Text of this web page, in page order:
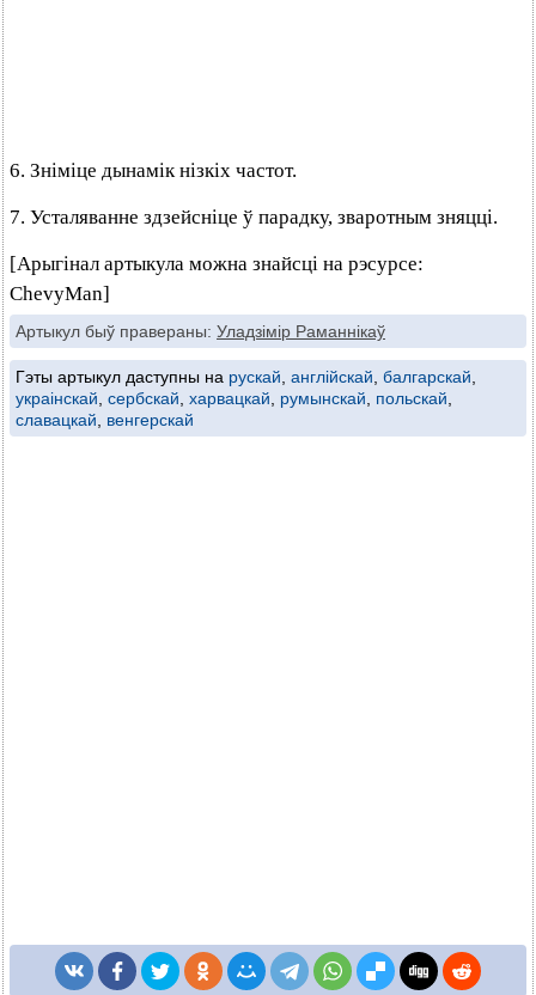
6. Зніміце дынамік нізкіх частот.
7. Усталяванне здзейсніце ў парадку, зваротным зняцці.
[Арыгінал артыкула можна знайсці на рэсурсе:
ChevyMan]
Артыкул быў правераны: Уладзімір Раманнікаў
Гэты артыкул даступны на рускай англійскай балгарскай
украінскай сербскай харвацкай румынскай польскай
славацкай
венгерскай